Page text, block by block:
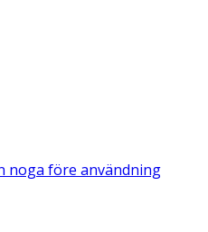
noga före användning